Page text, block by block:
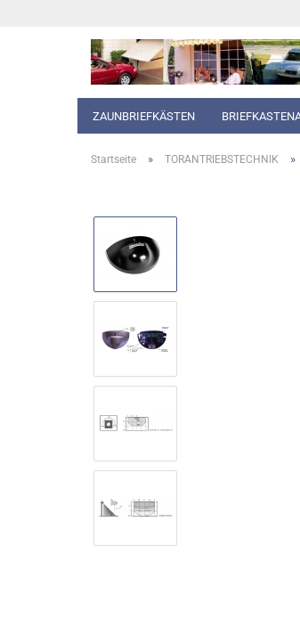
ZAUNBRIEFKÄSTEN
Startseite » TORANTRIEBSTECHNIK »